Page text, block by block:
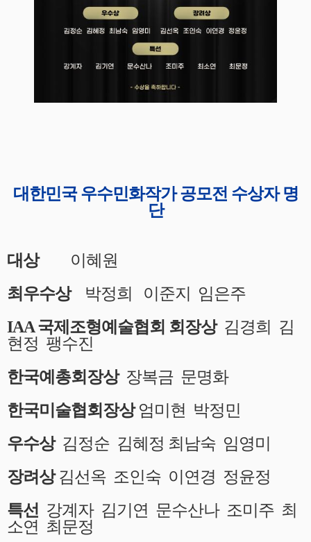
대한민국 우수민화작가 공모전 수상자 명
단
대상이혜원
최우수상박정희 이준지 임은주
IAA 국제조형예술협회 회장상김경희 김
현정 팽수진
한국예총회장상장복금 문명화
한국미술협회장상엄미현 박정민
우수상김정순 김혜정 최남숙 임영미
장려상김선옥 조인숙 이연경 정윤정
특선 강계자 김기연 문수산나 조미주 최
소연 최문정